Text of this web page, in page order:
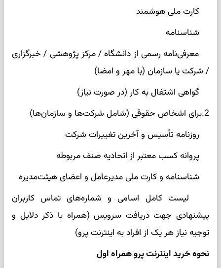
کارت ملی هوشمند
شناسنامه
معرفی‌نامه رسمی از دانشگاه / مرکز پژوهشی / خبرگزاری
/ شرکت یا سازمان (با مهر و امضا)
گواهی اشتغال به کار (در صورت نیاز)
2.برای اشخاص حقوقی (شامل شرکت‌ها و سازمان‌ها)
روزنامه تأسیس و آخرین تغییرات شرکت
پروانه کسب معتبر از اتحادیه صنف مربوطه
شناسنامه و کارت ملی مدیرعامل و اعضای هیئت‌مدیره
لیست کامل اسامی و شماره‌های تماس کاربران
پیشنهادی جهت دریافت سرویس (همراه با ذکر دلایل و
توجیه نیاز هر یک از افراد به اینترنت پرو)
نحوه خرید اینترنت پرو همراه اول